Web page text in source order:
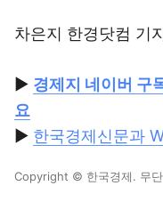
차은지 한경닷컴 기
▶ 경제지 네이버 구
요
▶ 한국경제신문과
Copyright © 한국경제. 무